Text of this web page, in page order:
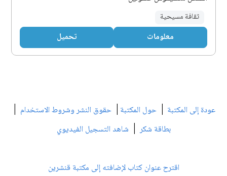
ثقافة مسيحية
معلومات تحميل
عودة إلى المكتبة | حول المكتبة | حقوق النشر وشروط الاستخدام |
بطاقة شكر| شاهد التسجيل الفيديوي
اقترح عنوان كتاب لإضافته إلى مكتبة قنشرين